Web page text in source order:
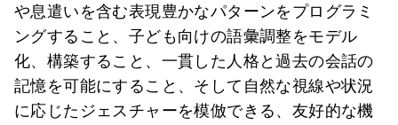
や息遣いを含む表現豊かなパターンをプログラミ
ングすること、子ども向けの語彙調整をモデル
化、構築すること、一貫した人格と過去の会話の
記憶を可能にすること、そして自然な視線や状況
に応じたジェスチャーを模倣できる、友好的な機